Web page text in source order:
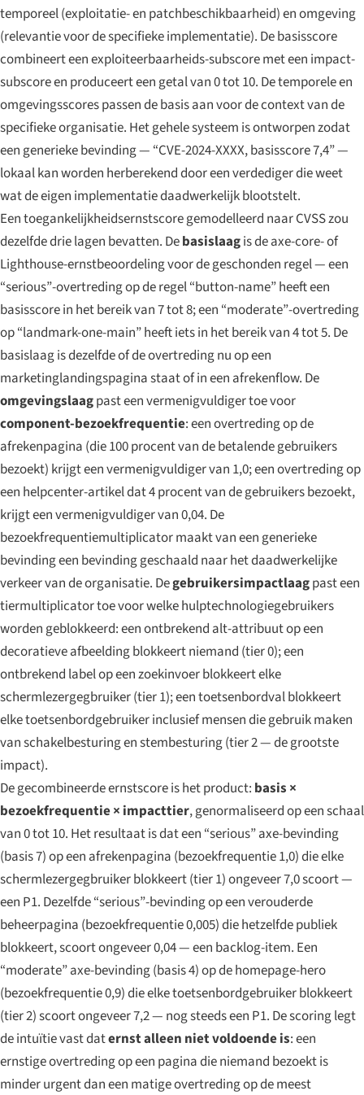
temporeel (exploitatie- en patchbeschikbaarheid) en omgeving
(relevantie voor de specifieke implementatie). De basisscore
combineert een exploiteerbaarheids-subscore met een impact-
subscore en produceert een getal van 0 tot 10. De temporele en
omgevingsscores passen de basis aan voor de context van de
specifieke organisatie. Het gehele systeem is ontworpen zodat
een generieke bevinding — “CVE-2024-XXXX, basisscore 7,4” —
lokaal kan worden herberekend door een verdediger die weet
wat de eigen implementatie daadwerkelijk blootstelt.
Een toegankelijkheidsernstscore gemodelleerd naar CVSS zou
dezelfde drie lagen bevatten. Debasislaagis de axe-core- of
Lighthouse-ernstbeoordeling voor de geschonden regel — een
“serious”-overtreding op de regel “button-name” heeft een
basisscore in het bereik van 7 tot 8; een “moderate”-overtreding
op “landmark-one-main” heeft iets in het bereik van 4 tot 5. De
basislaag is dezelfde of de overtreding nu op een
marketinglandingspagina staat of in een afrekenflow. De
omgevingslaagpast een vermenigvuldiger toe voor
component-bezoekfrequentie: een overtreding op de
afrekenpagina (die 100 procent van de betalende gebruikers
bezoekt) krijgt een vermenigvuldiger van 1,0; een overtreding op
een helpcenter-artikel dat 4 procent van de gebruikers bezoekt,
krijgt een vermenigvuldiger van 0,04. De
bezoekfrequentiemultiplicator maakt van een generieke
bevinding een bevinding geschaald naar het daadwerkelijke
verkeer van de organisatie. Degebruikersimpactlaagpast een
tiermultiplicator toe voor welke hulptechnologiegebruikers
worden geblokkeerd: een ontbrekend alt-attribuut op een
decoratieve afbeelding blokkeert niemand (tier 0); een
ontbrekend label op een zoekinvoer blokkeert elke
schermlezergegbruiker (tier 1); een toetsenbordval blokkeert
elke toetsenbordgebruiker inclusief mensen die gebruik maken
van schakelbesturing en stembesturing (tier 2 — de grootste
impact).
De gecombineerde ernstscore is het product: basis ×
bezoekfrequentie × impacttier, genormaliseerd op een schaal
van 0 tot 10. Het resultaat is dat een “serious” axe-bevinding
(basis 7) op een afrekenpagina (bezoekfrequentie 1,0) die elke
schermlezergegbruiker blokkeert (tier 1) ongeveer 7,0 scoort —
een P1. Dezelfde “serious”-bevinding op een verouderde
beheerpagina (bezoekfrequentie 0,005) die hetzelfde publiek
blokkeert, scoort ongeveer 0,04 — een backlog-item. Een
“moderate” axe-bevinding (basis 4) op de homepage-hero
(bezoekfrequentie 0,9) die elke toetsenbordgebruiker blokkeert
(tier 2) scoort ongeveer 7,2 — nog steeds een P1. De scoring legt
de intuïtie vast daternst alleen niet voldoende is: een
ernstige overtreding op een pagina die niemand bezoekt is
minder urgent dan een matige overtreding op de meest